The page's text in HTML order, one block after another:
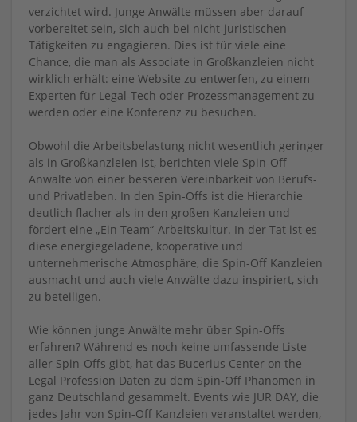
verzichtet wird. Junge Anwälte müssen aber darauf
vorbereitet sein, sich auch bei nicht-juristischen
Tätigkeiten zu engagieren. Dies ist für viele eine
Chance, die man als Associate in Großkanzleien nicht
wirklich erhält: eine Website zu entwerfen, zu einem
Experten für Legal-Tech oder Prozessmanagement zu
werden oder eine Konferenz zu besuchen.
Obwohl die Arbeitsbelastung nicht wesentlich geringer
als in Großkanzleien ist, berichten viele Spin-Off
Anwälte von einer besseren Vereinbarkeit von Berufs-
und Privatleben. In den Spin-Offs ist die Hierarchie
deutlich flacher als in den großen Kanzleien und
fördert eine „Ein Team“-Arbeitskultur. In der Tat ist es
diese energiegeladene, kooperative und
unternehmerische Atmosphäre, die Spin-Off Kanzleien
ausmacht und auch viele Anwälte dazu inspiriert, sich
zu beteiligen.
Wie können junge Anwälte mehr über Spin-Offs
erfahren? Während es noch keine umfassende Liste
aller Spin-Offs gibt, hat das Bucerius Center on the
Legal Profession Daten zu dem Spin-Off Phänomen in
ganz Deutschland gesammelt. Events wie JUR DAY, die
jedes Jahr von Spin-Off Kanzleien veranstaltet werden,